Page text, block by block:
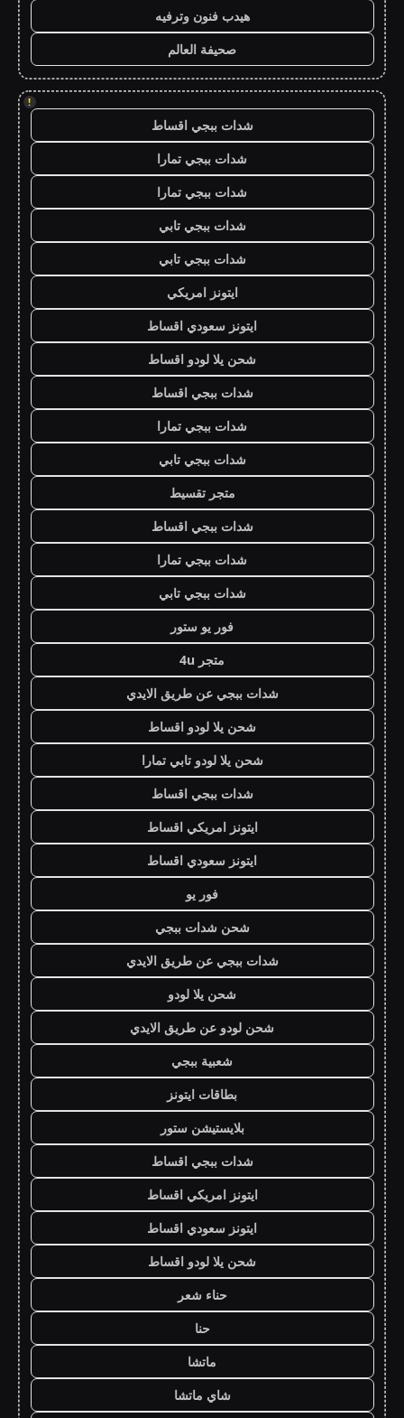
هيدب فنون وترفيه
صحيفة العالم
!
شدات ببجي اقساط
شدات ببجي تمارا
شدات ببجي تمارا
شدات ببجي تابي
شدات ببجي تابي
ايتونز امريكي
ايتونز سعودي اقساط
شحن يلا لودو اقساط
شدات ببجي اقساط
شدات ببجي تمارا
شدات ببجي تابي
متجر تقسيط
شدات ببجي اقساط
شدات ببجي تمارا
شدات ببجي تابي
فور يو ستور
متجر 4u
شدات ببجي عن طريق الايدي
شحن يلا لودو اقساط
شحن يلا لودو تابي تمارا
شدات ببجي اقساط
ايتونز امريكي اقساط
ايتونز سعودي اقساط
فور يو
شحن شدات ببجي
شدات ببجي عن طريق الايدي
شحن يلا لودو
شحن لودو عن طريق الايدي
شعبية ببجي
بطاقات ايتونز
بلايستيشن ستور
شدات ببجي اقساط
ايتونز امريكي اقساط
ايتونز سعودي اقساط
شحن يلا لودو اقساط
حناء شعر
حنا
ماتشا
شاي ماتشا